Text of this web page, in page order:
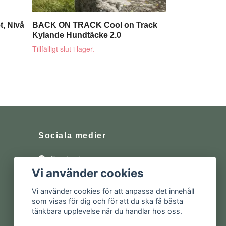
Nivå
BACK ON TRACK Cool on Track
Kylande Hundtäcke 2.0
Tillfälligt slut i lager.
Sociala medier
Facebook
Instagram
Vi använder cookies
Vi använder cookies för att anpassa det innehåll
som visas för dig och för att du ska få bästa
tänkbara upplevelse när du handlar hos oss.